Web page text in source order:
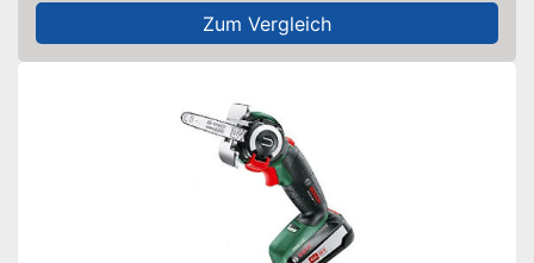
Zum Vergleich